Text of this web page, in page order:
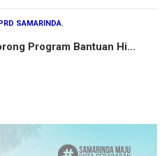
SAMARINDA
Program Bantuan Hi…